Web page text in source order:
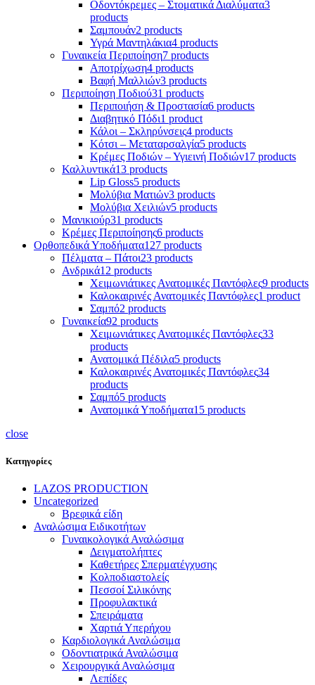
Οδοντόκρεμες – Στοματικά Διαλύματα3
products
Σαμπουάν2 products
Υγρά Μαντηλάκια4 products
Γυναικεία Περιποίηση7 products
Αποτρίχωση4 products
Βαφή Μαλλιών3 products
Περιποίηση Ποδιού31 products
Περιποιήση & Προστασία6 products
Διαβητικό Πόδι1 product
Κάλοι – Σκληρύνσεις4 products
Κότσι – Μεταταρσαλγία5 products
Κρέμες Ποδιών – Υγιεινή Ποδιών17 products
Καλλυντικά13 products
Lip Gloss5 products
Μολύβια Ματιών3 products
Μολύβια Χειλιών5 products
Μανικιούρ31 products
Κρέμες Περιποίησης6 products
Ορθοπεδικά Υποδήματα127 products
Πέλματα – Πάτοι23 products
Ανδρικά12 products
Χειμωνιάτικες Ανατομικές Παντόφλες9 products
Καλοκαιρινές Ανατομικές Παντόφλες1 product
Σαμπό2 products
Γυναικεία92 products
Χειμωνιάτικες Ανατομικές Παντόφλες33
products
Ανατομικά Πέδιλα5 products
Καλοκαιρινές Ανατομικές Παντόφλες34
products
Σαμπό5 products
Ανατομικά Υποδήματα15 products
close
Κατηγορίες
LAZOS PRODUCTION
Uncategorized
Βρεφικά είδη
Αναλώσιμα Ειδικοτήτων
Γυναικολογικά Αναλώσιμα
Δειγματολήπτες
Καθετήρες Σπερματέγχυσης
Κολποδιαστολείς
Πεσσοί Σιλικόνης
Προφυλακτικά
Σπειράματα
Χαρτιά Υπερήχου
Καρδιολογικά Αναλώσιμα
Οδοντιατρικά Αναλώσιμα
Χειρουργικά Αναλώσιμα
Λεπίδες